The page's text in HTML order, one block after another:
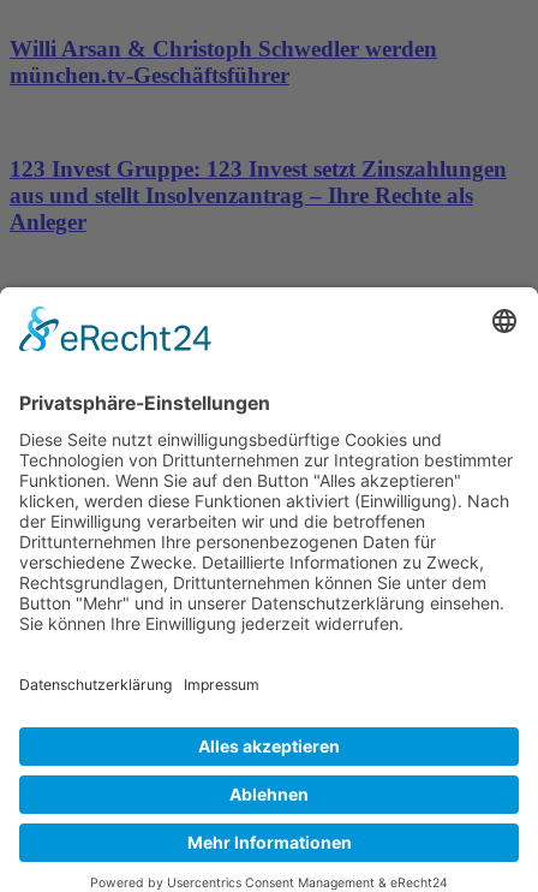
Willi Arsan & Christoph Schwedler werden
münchen.tv-Geschäftsführer
123 Invest Gruppe: 123 Invest setzt Zinszahlungen
aus und stellt Insolvenzantrag – Ihre Rechte als
Anleger
Dronus sichert sich 15 Millionen Dollar und treibt
den Aufbau autonomer Luftinfrastruktur voran
Wichtiges
Impressum
Datenschutz
Kooperation
Werbung
Presse- und Öffentlichkeitsarbeit
Aktuelles
Themenwelt
Geprüfter Franchisegeber
© 2023 Franchisevergleich.eu